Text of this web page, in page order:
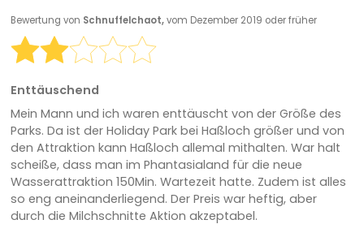
Bewertung von Schnuffelchaot,vom Dezember 2019 oder früher
Enttäuschend
Mein Mann und ich waren enttäuscht von der Größe des
Parks. Da ist der Holiday Park bei Haßloch größer und von
den Attraktion kann Haßloch allemal mithalten. War halt
scheiße, dass man im Phantasialand für die neue
Wasserattraktion 150Min. Wartezeit hatte. Zudem ist alles
so eng aneinanderliegend. Der Preis war heftig, aber
durch die Milchschnitte Aktion akzeptabel.